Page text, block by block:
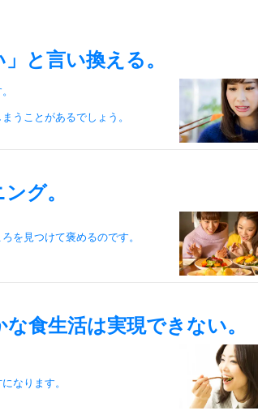
と言い換える。
うことがあるでしょう。
グ。
を見つけて褒めるのです。
食生活は実現できない。
なります。